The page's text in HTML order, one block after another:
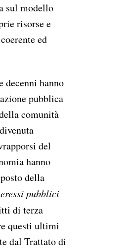
sul modello
risorse e
ed
hanno
pubblica
comunità
del
hanno
della
pubblici
di terza
questi ultimi
dal Trattato di